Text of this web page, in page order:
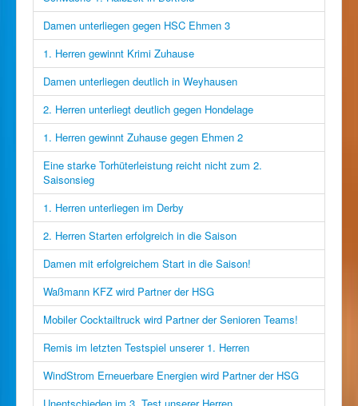
Damen unterliegen gegen HSC Ehmen 3
1. Herren gewinnt Krimi Zuhause
Damen unterliegen deutlich in Weyhausen
2. Herren unterliegt deutlich gegen Hondelage
1. Herren gewinnt Zuhause gegen Ehmen 2
Eine starke Torhüterleistung reicht nicht zum 2.
Saisonsieg
1. Herren unterliegen im Derby
2. Herren Starten erfolgreich in die Saison
Damen mit erfolgreichem Start in die Saison!
Waßmann KFZ wird Partner der HSG
Mobiler Cocktailtruck wird Partner der Senioren Teams!
Remis im letzten Testspiel unserer 1. Herren
WindStrom Erneuerbare Energien wird Partner der HSG